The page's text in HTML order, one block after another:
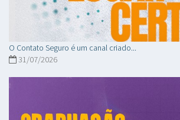
O Contato Seguro é um canal criado...
31/07/2026